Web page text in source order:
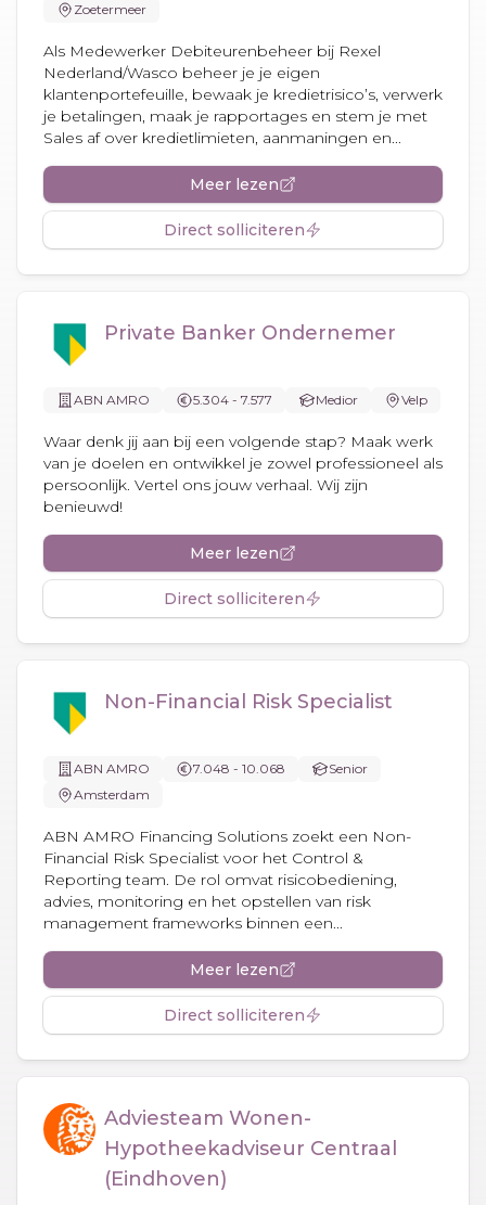
Zoetermeer
Als Medewerker Debiteurenbeheer bij Rexel
Nederland/Wasco beheer je je eigen
klantenportefeuille, bewaak je kredietrisico’s, verwerk
je betalingen, maak je rapportages en stem je met
Sales af over kredietlimieten, aanmaningen en...
Meer lezen
Direct solliciteren
Private Banker Ondernemer
ABN AMRO 5.304 - 7.577 Medior Velp
Waar denk jij aan bij een volgende stap? Maak werk
van je doelen en ontwikkel je zowel professioneel als
persoonlijk. Vertel ons jouw verhaal. Wij zijn
benieuwd!
Meer lezen
Direct solliciteren
Non-Financial Risk Specialist
ABN AMRO 7.048 - 10.068
Senior
Amsterdam
ABN AMRO Financing Solutions zoekt een Non-
Financial Risk Specialist voor het Control &
Reporting team. De rol omvat risicobediening,
advies, monitoring en het opstellen van risk
management frameworks binnen een...
Meer lezen
Direct solliciteren
Adviesteam Wonen-
Hypotheekadviseur Centraal
(Eindhoven)